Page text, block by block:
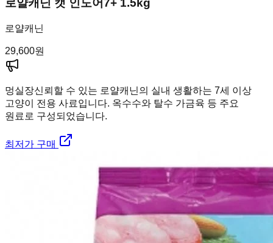
로얄캐닌 캣 인도어7+ 1.5kg
로얄캐닌
29,600원
멍실장신뢰할 수 있는 로얄캐닌의 실내 생활하는 7세 이상
고양이 전용 사료입니다. 옥수수와 탈수 가금육 등 주요
원료로 구성되었습니다.
최저가 구매